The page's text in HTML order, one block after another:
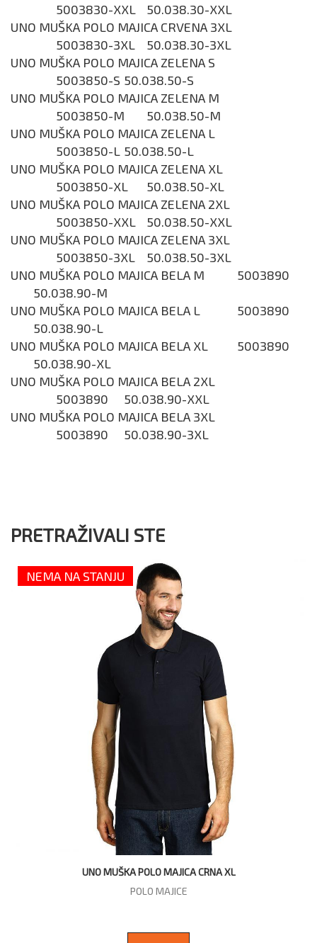
5003830-XXL
50.038.30-XXL
UNO MUŠKA POLO MAJICA CRVENA 3XL
5003830-3XL
50.038.30-3XL
UNO MUŠKA POLO MAJICA ZELENA S
5003850-S 50.038.50-S
UNO MUŠKA POLO MAJICA ZELENA M
5003850-M
50.038.50-M
UNO MUŠKA POLO MAJICA ZELENA L
5003850-L 50.038.50-L
UNO MUŠKA POLO MAJICA ZELENA XL
5003850-XL
50.038.50-XL
UNO MUŠKA POLO MAJICA ZELENA 2XL
5003850-XXL
50.038.50-XXL
UNO MUŠKA POLO MAJICA ZELENA 3XL
5003850-3XL
50.038.50-3XL
UNO MUŠKA POLO MAJICA BELA M
5003890
50.038.90-M
UNO MUŠKA POLO MAJICA BELA L
5003890
50.038.90-L
UNO MUŠKA POLO MAJICA BELA XL
5003890
50.038.90-XL
UNO MUŠKA POLO MAJICA BELA 2XL
5003890
50.038.90-XXL
UNO MUŠKA POLO MAJICA BELA 3XL
5003890
50.038.90-3XL
PRETRAŽIVALI STE
NEMA NA STANJU
UNO MUŠKA POLO MAJICA CRNA XL
POLO MAJICE